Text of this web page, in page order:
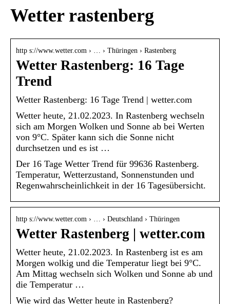
Wetter rastenberg
http s://www.wetter.com › … › Thüringen › Rastenberg
Wetter Rastenberg: 16 Tage
Trend
Wetter Rastenberg: 16 Tage Trend | wetter.com
Wetter heute, 21.02.2023. In Rastenberg wechseln
sich am Morgen Wolken und Sonne ab bei Werten
von 9°C. Später kann sich die Sonne nicht
durchsetzen und es ist …
Der 16 Tage Wetter Trend für 99636 Rastenberg.
Temperatur, Wetterzustand, Sonnenstunden und
Regenwahrscheinlichkeit in der 16 Tagesübersicht.
http s://www.wetter.com › … › Deutschland › Thüringen
Wetter Rastenberg | wetter.com
Wetter heute, 21.02.2023. In Rastenberg ist es am
Morgen wolkig und die Temperatur liegt bei 9°C.
Am Mittag wechseln sich Wolken und Sonne ab und
die Temperatur …
Wie wird das Wetter heute in Rastenberg?